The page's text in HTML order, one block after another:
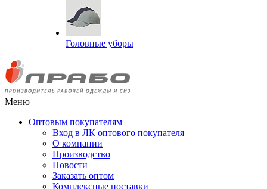
Головные уборы
Меню
Оптовым покупателям
Вход в ЛК оптового покупателя
О компании
Производство
Новости
Заказать оптом
Комплексные поставки